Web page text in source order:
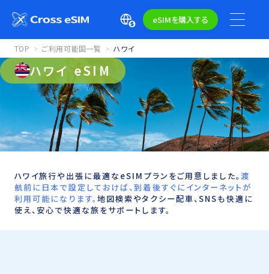
eSIMを購入する
TOP ご利用可能国一覧 ハワイ
ハワイ eSIM
ハワイ旅行や出張に最適なeSIMプランをご用意しました。 渡
航前に日本で設定しておけば、到着後すぐにインターネットが
利用可能になります。 地図検索やタクシー配車、SNSも快適に
使え、安心で快適な旅をサポートします。